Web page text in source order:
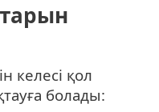
келесі қол
болады: